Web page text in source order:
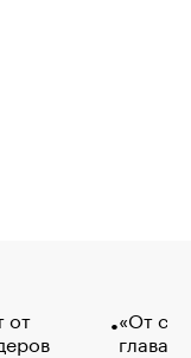
от
«От
глава